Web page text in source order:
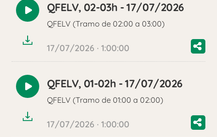
Reproducir
audio
QFELV, 02-03h - 17/07/2026
QFELV (Tramo de 02:00 a 03:00)
17/07/2026 · 1:00:00
Reproducir
audio
QFELV, 01-02h - 17/07/2026
QFELV (Tramo de 01:00 a 02:00)
17/07/2026 · 1:00:00